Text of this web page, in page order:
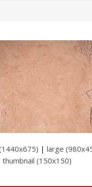
|large
thumbnail (150x150)